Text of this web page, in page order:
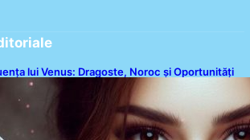
lui Venus: Dragoste, Noroc și Oportunități
Tauri și Balanțe în Weekendul 8-9 August